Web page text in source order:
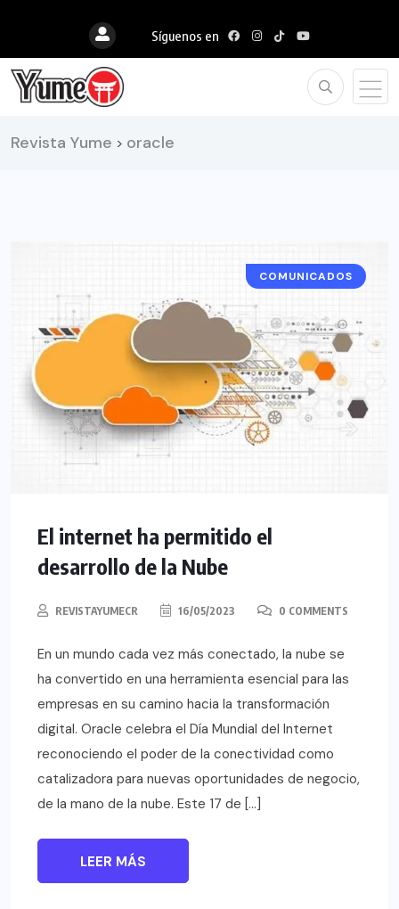
Síguenos en
Revista Yume > oracle
COMUNICADOS
El internet ha permitido el
desarrollo de la Nube
REVISTAYUMECR 16/05/2023 0 COMMENTS
En un mundo cada vez más conectado, la nube se
ha convertido en una herramienta esencial para las
empresas en su camino hacia la transformación
digital. Oracle celebra el Día Mundial del Internet
reconociendo el poder de la conectividad como
catalizadora para nuevas oportunidades de negocio,
de la mano de la nube. Este 17 de […]
LEER MÁS